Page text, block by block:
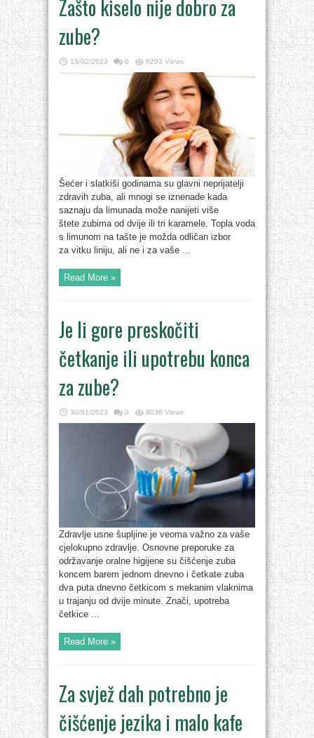
Zašto kiselo nije dobro za
zube?
13/02/2023 0 9293 Views
Šećer i slatkiši godinama su glavni neprijatelji
zdravih zuba, ali mnogi se iznenade kada
saznaju da limunada može nanijeti više
štete zubima od dvije ili tri karamele. Topla voda
s limunom na tašte je možda odličan izbor
za vitku liniju, ali ne i za vaše ...
Read More »
Je li gore preskočiti
četkanje ili upotrebu konca
za zube?
30/01/2023 0 9038 Views
Zdravlje usne šupljine je veoma važno za vaše
cjelokupno zdravlje. Osnovne preporuke za
održavanje oralne higijene su čišćenje zuba
koncem barem jednom dnevno i četkate zuba
dva puta dnevno četkicom s mekanim vlaknima
u trajanju od dvije minute. Znači, upotreba
četkice ...
Read More »
Za svjež dah potrebno je
čišćenje jezika i malo kafe